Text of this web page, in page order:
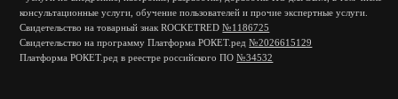
консультационные услуги, обучение пользователей и прочие экспертные услуги.
Свидетельство на товарный знак ROCKETRED№1186725
Свидетельство на программу Платформа РОКЕТ.ред№2026615129
Платформа РОКЕТ.ред в реестре российского ПО№34532